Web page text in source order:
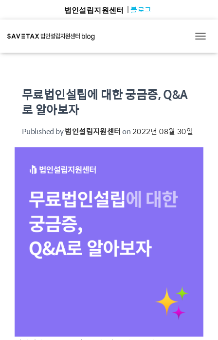
법인설립지원센터 블로그
무료법인설립에 대한 궁금증, Q&A
로 알아보자
Published by법인설립지원센터on2022년 08월 30일